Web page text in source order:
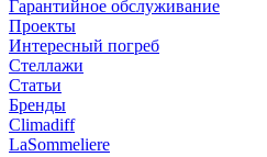
Гарантийное обслуживание
Проекты
Интересный погреб
Стеллажи
Статьи
Бренды
Climadiff
LaSommeliere